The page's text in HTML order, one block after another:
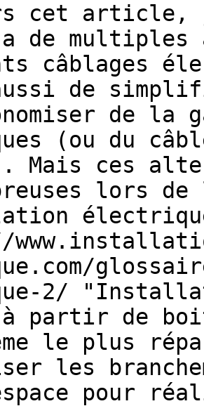
cet article,
de multiples
câblages
de
de la
(ou du
Mais ces
lors
2/
à partir de
le plus
les
pour